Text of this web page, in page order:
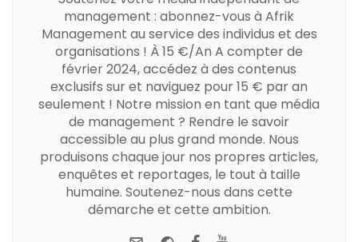
management : abonnez-vous à Afrik
Management au service des individus et des
organisations ! À 15 €/An A compter de
février 2024, accédez à des contenus
exclusifs sur et naviguez pour 15 € par an
seulement ! Notre mission en tant que média
de management ? Rendre le savoir
accessible au plus grand monde. Nous
produisons chaque jour nos propres articles,
enquêtes et reportages, le tout à taille
humaine. Soutenez-nous dans cette
démarche et cette ambition.